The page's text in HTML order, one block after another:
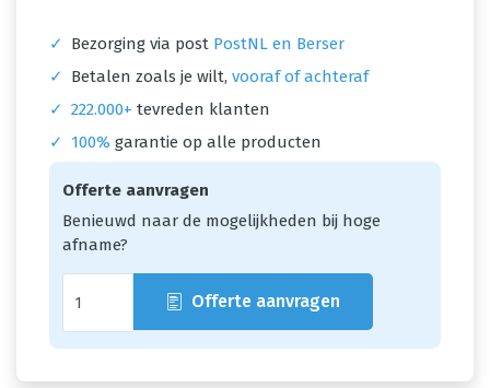
✓ Bezorging via post PostNL en Berser
✓
Betalen zoals je wilt, vooraf of achteraf
✓ 222.000+ tevreden klanten
✓
100% garantie op alle producten
Offerte aanvragen
Benieuwd naar de mogelijkheden bij hoge
afname?
Offerte aanvragen